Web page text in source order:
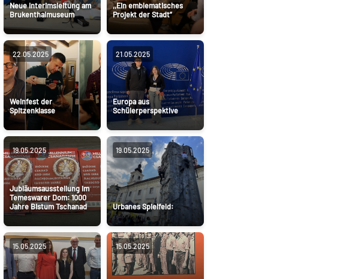
Neue Interimsleitung am
Brukenthalmuseum
,,Ein emblematisches
Projekt der Stadt”
22.05.2025
Weinfest der
Spitzenklasse
21.05.2025
Europa aus
Schülerperspektive
19.05.2025
Jubläumsausstellung im
Temeswarer Dom: 1000
Jahre Bistum Tschanad
19.05.2025
Urbanes Spielfeld:
15.05.2025 15.05.2025